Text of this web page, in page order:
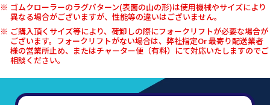
ゴムクローラーのラグパターン(表面の山の形)は使用機械やサイズにより
異なる場合がございますが、性能等の違いはございません。
ご購入頂くサイズ等により、荷卸しの際にフォークリフトが必要な場合が
ございます。フォークリフトがない場合は、弊社指定Or 最寄り配送業者
様の営業所止め、またはチャーター便（有料）にて対応いたしますのでご
相談ください。